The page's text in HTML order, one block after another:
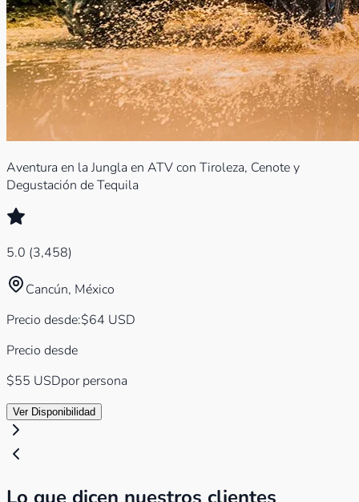
Aventura en la Jungla en ATV con Tiroleza, Cenote y
Degustación de Tequila
5.0 (3,458)
Cancún, México
Precio desde:$64 USD
Precio desde
$55 USDpor persona
Ver Disponibilidad